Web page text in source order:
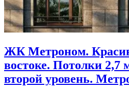
ЖК Метроном.
востоке. Потолки 2,7
второй уровень.